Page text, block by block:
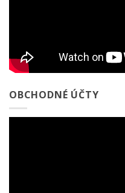
OBCHODNÉ ÚČTY